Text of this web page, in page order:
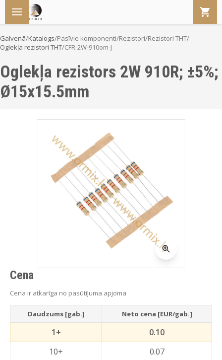
Galvenā/Katalogs/Pasīvie komponenti/Rezistori/Rezistori THT/
Oglekļa rezistori THT/CFR-2W-910om-J
Oglekļa rezistors 2W 910R; ±5%;
Ø15x15.5mm
Cena
Cena ir atkarīga no pasūtījuma apjoma
Daudzums [gab.] Neto cena [EUR/gab.]
1+
0.10
10+
0.07